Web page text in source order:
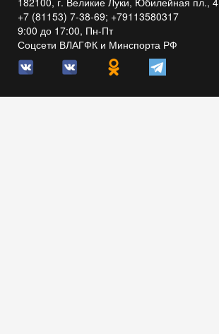
+7 (81153) 7-38-69; +79113580317
9:00 до 17:00, Пн-Пт
Соцсети ВЛАГФК и Минспорта РФ